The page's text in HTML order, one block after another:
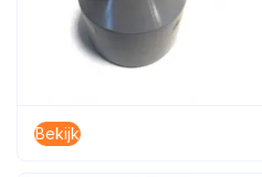
Bekijk